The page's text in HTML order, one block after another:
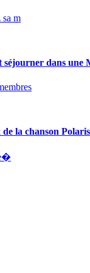
sa m
séjourner dans une
la chanson